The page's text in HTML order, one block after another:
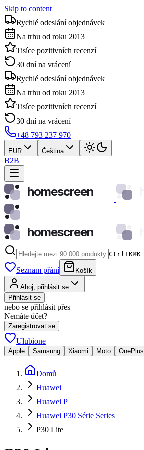
Skip to content
Rychlé odeslání objednávek
Na trhu od roku 2013
Tisíce pozitivních recenzí
30 dní na vrácení
Rychlé odeslání objednávek
Na trhu od roku 2013
Tisíce pozitivních recenzí
30 dní na vrácení
+48 793 237 970
EUR Čeština
B2B
homescreen
homescreen
Ctrl+K⌘K
Seznam přání Košík
Ahoj, přihlásit se
Přihlásit se
nebo se přihlásit přes
Nemáte účet?
Zaregistrovat se
Ulubione
Apple Samsung Xiaomi Moto OnePlus
Domů
Huawei
Huawei P
Huawei P30 Série Series
P30 Lite